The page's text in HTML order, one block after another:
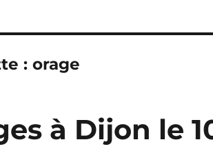
:orage
à Dijon le